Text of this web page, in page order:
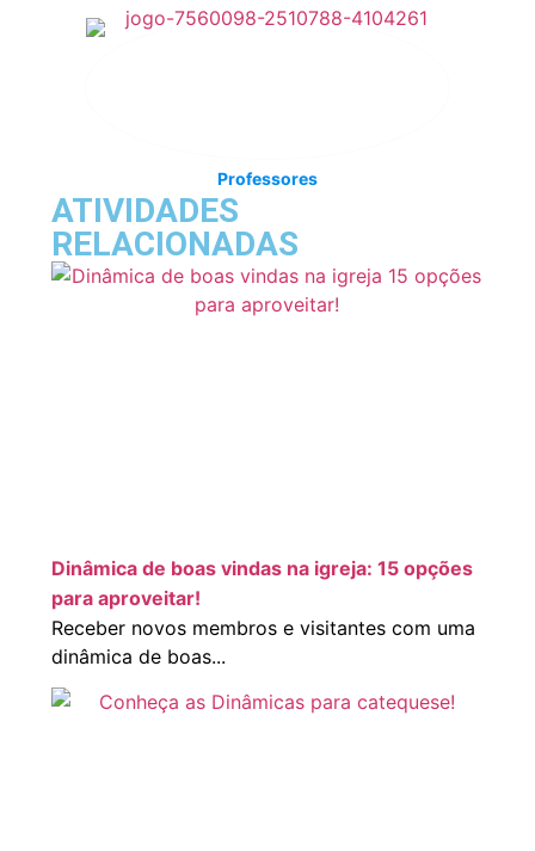
Professores
ATIVIDADES
RELACIONADAS
Dinâmica de boas vindas na igreja: 15 opções
para aproveitar!
Receber novos membros e visitantes com uma
dinâmica de boas...